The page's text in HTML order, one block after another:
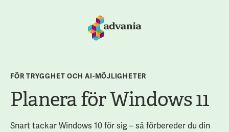
FÖR TRYGGHET OCH AI-MÖJLIGHETER
Planera för Windows 11
Snart tackar Windows 10 för sig – så förbereder du din